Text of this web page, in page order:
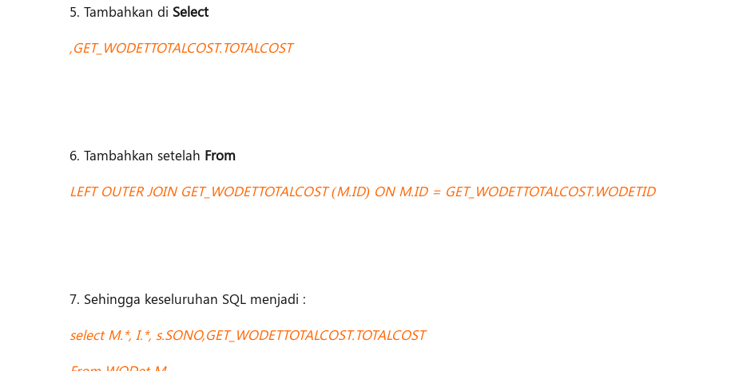
5. Tambahkan di Select
,GET_WODETTOTALCOST.TOTALCOST
6. Tambahkan setelah From
LEFT OUTER JOIN GET_WODETTOTALCOST (M.ID) ON M.ID = GET_WODETTOTALCOST.WODETID
7. Sehingga keseluruhan SQL menjadi :
select M.*, I.*, s.SONO,GET_WODETTOTALCOST.TOTALCOST